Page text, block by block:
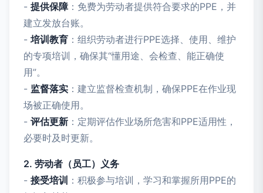
- 提供保障：免费为劳动者提供符合要求的PPE，并
建立发放台账。
- 培训教育 ：组织劳动者进行PPE选择、使用、维护
的专项培训，确保其“懂用途、会检查、能正确使
用”。
- 监督落实 ：建立监督检查机制，确保PPE在作业现
场被正确使用。
- 评估更新 ：定期评估作业场所危害和PPE适用性，
必要时及时更新。
2. 劳动者（员工）义务
- 接受培训 ：积极参与培训，学习和掌握所用PPE的